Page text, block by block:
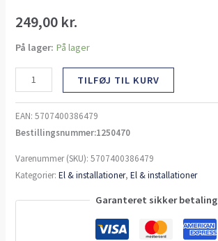
249,00 kr.
På lager: På lager
TILFØJ TIL KURV
EAN:5707400386479
Bestillingsnummer:1250470
Varenummer (SKU):5707400386479
Kategorier:El & installationer,El & installationer
Garanteret sikker betaling